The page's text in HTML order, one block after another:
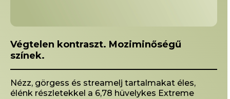
Végtelen kontraszt. Moziminőségű
színek.
Nézz, görgess és streamelj tartalmakat éles,
élénk részletekkel a 6,78 hüvelykes Extreme